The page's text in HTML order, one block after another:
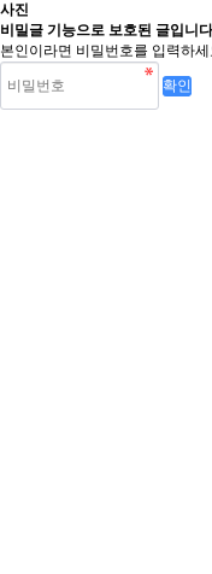
사진
비밀글 기능으로 보호된 글입니
본인이라면 비밀번호를 입력하